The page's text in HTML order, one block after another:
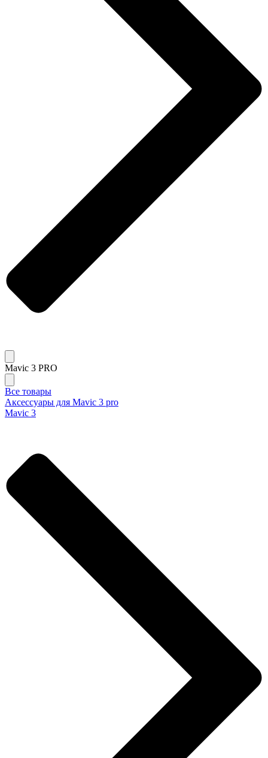
Mavic 3 PRO
Все товары
Аксессуары для Mavic 3 pro
Mavic 3